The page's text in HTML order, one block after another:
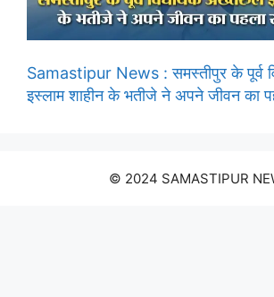
Samastipur News : समस्तीपुर के पूर्व
इस्लाम शाहीन के भतीजे ने अपने जीवन का
© 2024 SAMASTIPUR